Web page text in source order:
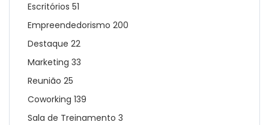
Escritórios 51
Empreendedorismo 200
Destaque 22
Marketing 33
Reunião 25
Coworking 139
Sala de Treinamento 3